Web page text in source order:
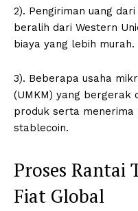
2). Pengiriman uang
beralih dari Western
biaya yang lebih murah.
3). Beberapa usaha
(UMKM) yang bergerak
produk serta menerima
stablecoin.
Proses Rantai
Fiat Global